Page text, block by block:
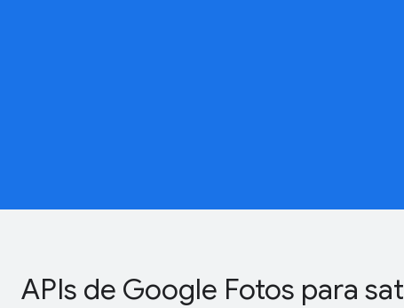
APIs de Google Fotos para